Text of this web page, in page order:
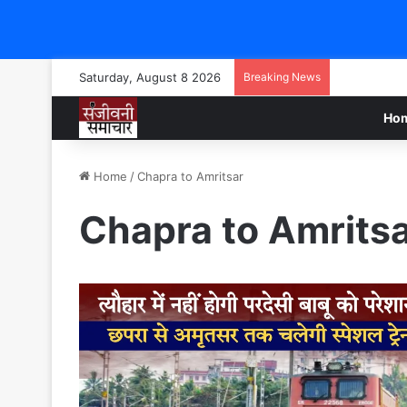
Saturday, August 8 2026 Breaking News
Home /Chapra to Amritsar
Chapra to